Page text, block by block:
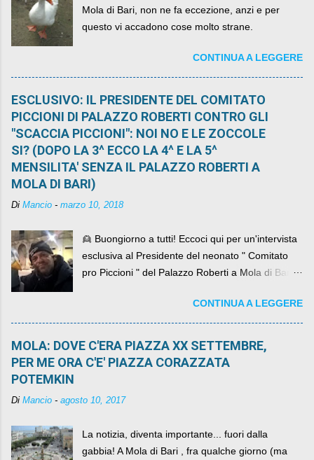
Mola di Bari, non ne fa eccezione, anzi e per
questo vi accadono cose molto strane.
CONTINUA A LEGGERE
ESCLUSIVO: IL PRESIDENTE DEL COMITATO
PICCIONI DI PALAZZO ROBERTI CONTRO GLI
"SCACCIA PICCIONI": NOI NO E LE ZOCCOLE
SI? (DOPO LA 3^ ECCO LA 4^ E LA 5^
MENSILITA' SENZA IL PALAZZO ROBERTI A
MOLA DI BARI)
Di Mancio - marzo 10, 2018
👱 Buongiorno a tutti! Eccoci qui per un'intervista
esclusiva al Presidente del neonato " Comitato
pro Piccioni " del Palazzo Roberti a Mola di Bari ,
come definirlo... signor?....CONTINUA A LEGGERE
MOLA: DOVE C'ERA PIAZZA XX SETTEMBRE,
PER ME ORA C'E' PIAZZA CORAZZATA
POTEMKIN
Di Mancio - agosto 10, 2017
La notizia, diventa importante... fuori dalla
gabbia! A Mola di Bari , fra qualche giorno (ma